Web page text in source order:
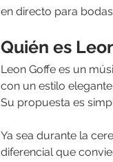
en directo para
Quién es
Leon Goffe es un
con un estilo
Su propuesta es
Ya sea durante la
diferencial que